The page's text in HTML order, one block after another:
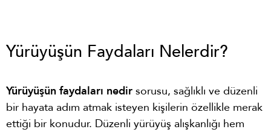
Yürüyüşün Faydaları Nelerdir?
Yürüyüşün faydaları nedir sorusu, sağlıklı ve düzenli
bir hayata adım atmak isteyen kişilerin özellikle merak
ettiği bir konudur. Düzenli yürüyüş alışkanlığı hem